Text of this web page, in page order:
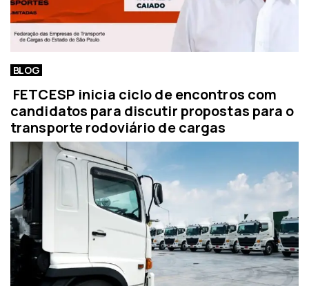
BLOG
FETCESP inicia ciclo de encontros com
candidatos para discutir propostas para o
transporte rodoviário de cargas